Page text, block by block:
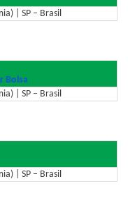
| SP – Brasil
Bolsa
| SP – Brasil
| SP – Brasil